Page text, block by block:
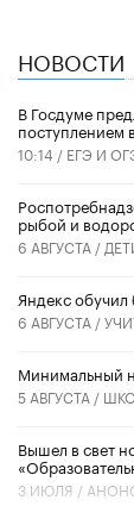
НОВОСТИ
В Госдуме
поступлением
10:14 / ЕГЭ И
рыбой и
6 АВГУСТА /
​Яндекс обучил
6 АВГУСТА /
Минимальный
5 АВГУСТА /
Вышел в свет
3 ИЮЛЯ /